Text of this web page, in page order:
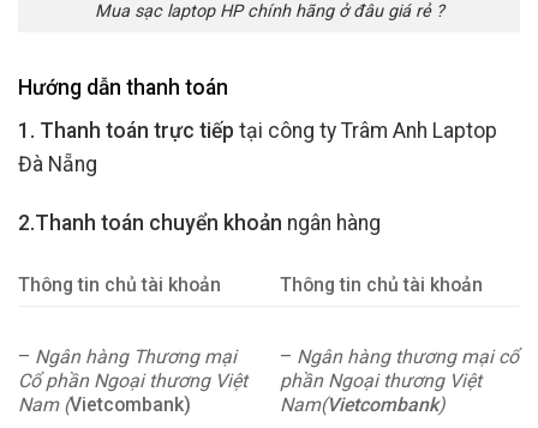
Mua sạc laptop HP chính hãng ở đâu giá rẻ ?
Hướng dẫn thanh toán
1. Thanh toán trực tiếp tại công ty Trâm Anh Laptop
Đà Nẵng
2.Thanh toán chuyển khoản ngân hàng
Thông tin chủ tài khoản Thông tin chủ tài khoản
– Ngân hàng Thương mại
Cổ phần Ngoại thương Việt
Nam (Vietcombank)
– Ngân hàng thương mại cổ
phần Ngoại thương Việt
Nam(Vietcombank)